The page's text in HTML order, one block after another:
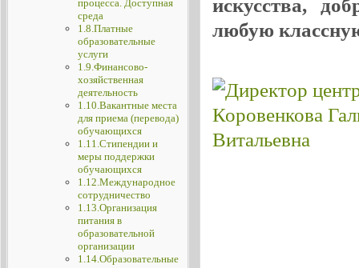
процесса. Доступная
среда
1.8.Платные
образовательные
услуги
1.9.Финансово-
хозяйственная
деятельность
1.10.Вакантные места
для приема (перевода)
обучающихся
1.11.Стипендии и
меры поддержки
обучающихся
1.12.Международное
сотрудничество
1.13.Организация
питания в
образовательной
организации
1.14.Образовательные
искусства,
любую